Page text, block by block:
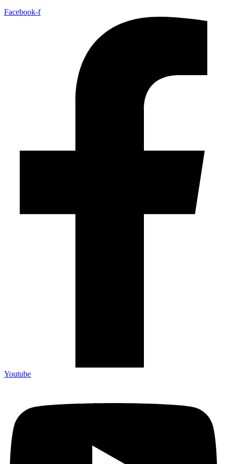
Facebook-f
Youtube